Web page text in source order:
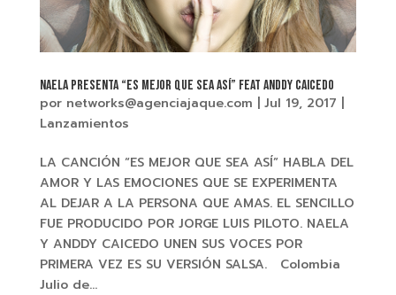
NAELA presenta “ES MEJOR QUE SEA ASÍ” feat ANDDY CAICEDO
por networks@agenciajaque.com Jul 19, 2017
Lanzamientos
LA CANCIÓN “ES MEJOR QUE SEA ASÍ” HABLA DEL
AMOR Y LAS EMOCIONES QUE SE EXPERIMENTA
AL DEJAR A LA PERSONA QUE AMAS. EL SENCILLO
FUE PRODUCIDO POR JORGE LUIS PILOTO. NAELA
Y ANDDY CAICEDO UNEN SUS VOCES POR
PRIMERA VEZ ES SU VERSIÓN SALSA. Colombia
Julio de...